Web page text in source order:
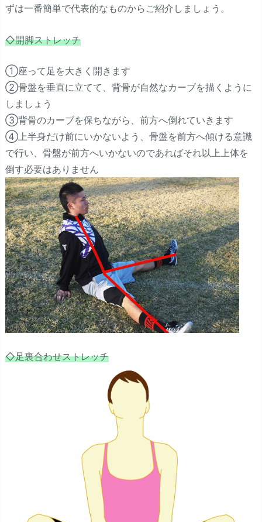
ずは一番簡単で代表的なものからご紹介しましょう。
◇開脚ストレッチ
①座って足を大きく開きます
②骨盤を垂直に立てて、背骨が自然なカーブを描くように
しましょう
③背骨のカーブを保ちながら、前方へ倒れていきます
④上半身だけ前にいかないよう、骨盤を前方へ傾ける意識
で行い、骨盤が前方へいかないのであればそれ以上上体を
倒す必要はありません
◇足裏合わせストレッチ